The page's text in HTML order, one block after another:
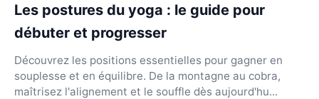
Les postures du yoga : le guide pour
débuter et progresser
Découvrez les positions essentielles pour gagner en
souplesse et en équilibre. De la montagne au cobra,
maîtrisez l'alignement et le souffle dès aujourd'hu...